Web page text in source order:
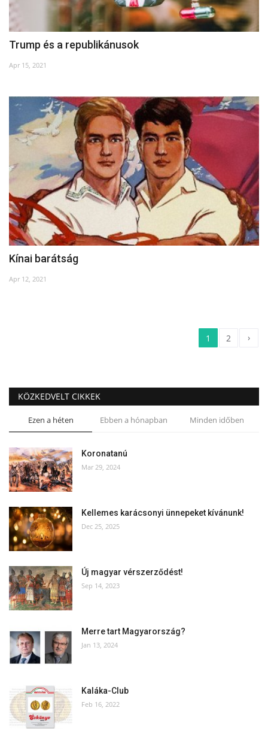
Trump és a republikánusok
Apr 15, 2021
Kínai barátság
Apr 12, 2021
1 2 ›
KÖZKEDVELT CIKKEK
Ezen a héten Ebben a hónapban Minden időben
Koronatanú
Mar 29, 2024
Kellemes karácsonyi ünnepeket kívánunk!
Dec 25, 2025
Új magyar vérszerződést!
Sep 14, 2023
Merre tart Magyarország?
Jan 13, 2024
Kaláka-Club
Feb 16, 2022